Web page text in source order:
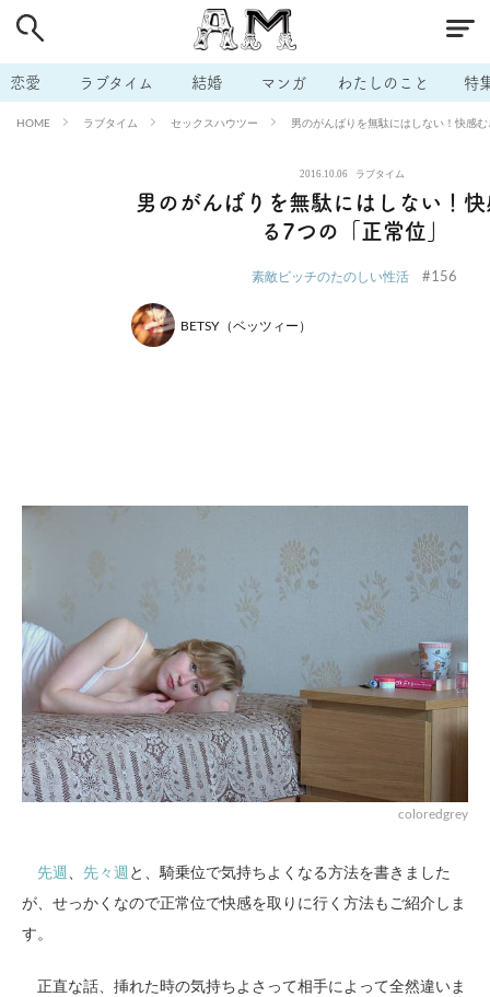
恋愛 ラブタイム 結婚 マンガ わたしのこと 特
HOME ラブタイム セックスハウツー 男のがんばりを無駄にはしない！快感
2016.10.06 ラブタイム
男のがんばりを無駄にはしない！
る7つの「正常位」
素敵ビッチのたのしい性活 #156
BETSY（ベッツィー）
coloredgrey
先週 、 先々週 と、騎乗位で気持ちよくなる方法を書きました
が、せっかくなので正常位で快感を取りに行く方法もご紹介しま
す。
正直な話、挿れた時の気持ちよさって相手によって全然違いま
# 男の本音 # セフレ # 不倫
# 出会う方法 # マッチングアプリ # ラブグッズ # 体の相